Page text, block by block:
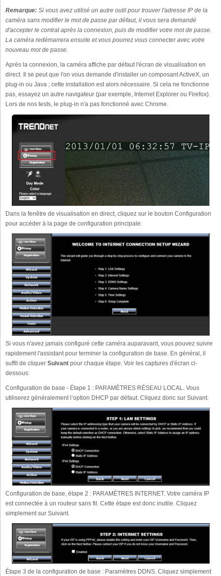
Remarque: Si vous avez utilisé un autre outil pour trouver l'adresse IP de la
caméra sans modifier le mot de passe par défaut, il vous sera demandé
d'accepter le contrat après la connexion, puis de modifier votre mot de passe.
La caméra redémarrera ensuite et vous pourrez vous connecter avec votre
nouveau mot de passe.
Après la connexion, la caméra affiche par défaut l'écran de visualisation en
direct. Il se peut que l'on vous demande d'installer un composant ActiveX, un
plug-in ou Java ; cette installation est alors nécessaire. Si cela ne fonctionne
pas, essayez un autre navigateur (par exemple, Internet Explorer ou Firefox).
Lors de nos tests, le plug-in n'a pas fonctionné avec Chrome.
Dans la fenêtre de visualisation en direct, cliquez sur le bouton Configuration
pour accéder à la page de configuration principale:
Si vous n'avez jamais configuré cette caméra auparavant, vous pouvez suivre
rapidement l'assistant pour terminer la configuration de base. En général, il
suffit de cliquer Suivant pour chaque étape. Voir les captures d'écran ci-
dessous:
Configuration de base - Étape 1 : PARAMÈTRES RÉSEAU LOCAL. Vous
utiliserez généralement l’option DHCP par défaut. Cliquez donc sur Suivant.
Configuration de base, étape 2 : PARAMÈTRES INTERNET. Votre caméra IP
est connectée à un routeur sans fil. Cette étape est donc inutile. Cliquez
simplement sur Suivant.
Étape 3 de la configuration de base : Paramètres DDNS. Cliquez simplement